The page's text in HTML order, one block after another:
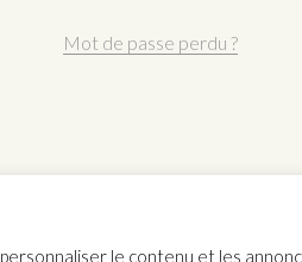
Mot de passe perdu ?
le contenu et les